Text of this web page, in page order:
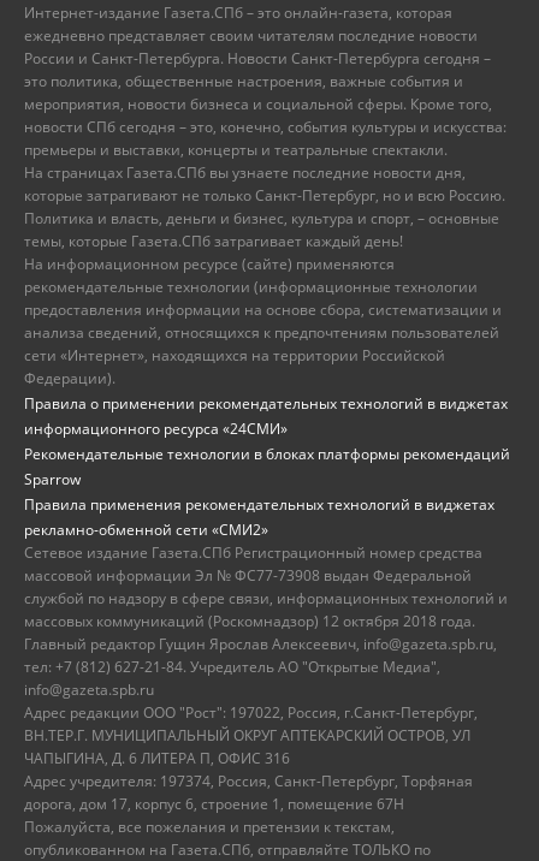
Интернет-издание Газета.СПб – это онлайн-газета, которая
ежедневно представляет своим читателям последние новости
России и Санкт-Петербурга. Новости Санкт-Петербурга сегодня –
это политика, общественные настроения, важные события и
мероприятия, новости бизнеса и социальной сферы. Кроме того,
новости СПб сегодня – это, конечно, события культуры и искусства:
премьеры и выставки, концерты и театральные спектакли.
На страницах Газета.СПб вы узнаете последние новости дня,
которые затрагивают не только Санкт-Петербург, но и всю Россию.
Политика и власть, деньги и бизнес, культура и спорт, – основные
темы, которые Газета.СПб затрагивает каждый день!
На информационном ресурсе (сайте) применяются
рекомендательные технологии (информационные технологии
предоставления информации на основе сбора, систематизации и
анализа сведений, относящихся к предпочтениям пользователей
сети «Интернет», находящихся на территории Российской
Федерации).
Правила о применении рекомендательных технологий в виджетах
информационного ресурса «24СМИ»
Рекомендательные технологии в блоках платформы рекомендаций
Sparrow
Правила применения рекомендательных технологий в виджетах
рекламно-обменной сети «СМИ2»
Сетевое издание Газета.СПб Регистрационный номер средства
массовой информации Эл № ФС77-73908 выдан Федеральной
службой по надзору в сфере связи, информационных технологий и
массовых коммуникаций (Роскомнадзор) 12 октября 2018 года.
Главный редактор Гущин Ярослав Алексеевич, info@gazeta.spb.ru,
тел: +7 (812) 627-21-84. Учредитель АО "Открытые Медиа",
info@gazeta.spb.ru
Адрес редакции ООО "Рост": 197022, Россия, г.Санкт-Петербург,
ВН.ТЕР.Г. МУНИЦИПАЛЬНЫЙ ОКРУГ АПТЕКАРСКИЙ ОСТРОВ, УЛ
ЧАПЫГИНА, Д. 6 ЛИТЕРА П, ОФИС 316
Адрес учредителя: 197374, Россия, Санкт-Петербург, Торфяная
дорога, дом 17, корпус 6, строение 1, помещение 67Н
Пожалуйста, все пожелания и претензии к текстам,
опубликованном на Газета.СПб, отправляйте ТОЛЬКО по